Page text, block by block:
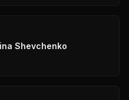
Shevchenko